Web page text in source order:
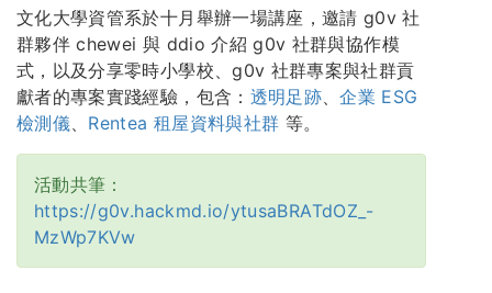
文化大學資管系於十月舉辦一場講座，邀請 g0v 社
群夥伴 chewei 與 ddio 介紹 g0v 社群與協作模
式，以及分享零時小學校、g0v 社群專案與社群貢
獻者的專案實踐經驗，包含： 透明足跡、企業 ESG
檢測儀、 Rentea 租屋資料與社群 等。
活動共筆：
https://g0v.hackmd.io/ytusaBRATdOZ_-
MzWp7KVw